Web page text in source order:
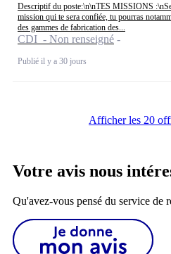
Descriptif du poste:\n\nTES MISSIONS
mission qui te sera confiée, tu pourras
des gammes de fabrication des...
CDI - Non renseigné
Publié il y a 30 jours
Afficher les 20
Votre avis nous
Qu'avez-vous pensé du service de